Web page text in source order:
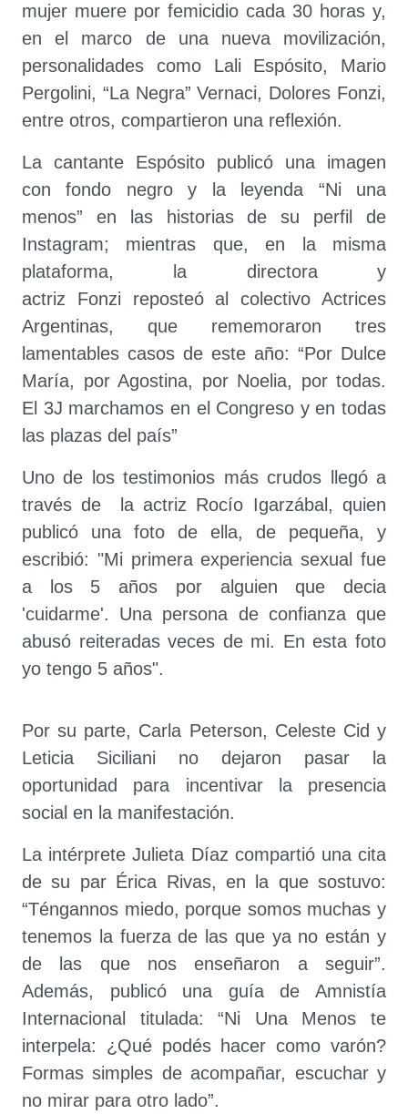
mujer muere por femicidio cada 30 horas y,
en el marco de una nueva movilización,
personalidades como Lali Espósito, Mario
Pergolini, “La Negra” Vernaci, Dolores Fonzi,
entre otros, compartieron una reflexión.
La cantante Espósito publicó una imagen
con fondo negro y la leyenda “Ni una
menos” en las historias de su perfil de
Instagram; mientras que, en la misma
plataforma, la directora y
actriz Fonzi reposteó al colectivo Actrices
Argentinas, que rememoraron tres
lamentables casos de este año: “Por Dulce
María, por Agostina, por Noelia, por todas.
El 3J marchamos en el Congreso y en todas
las plazas del país”
Uno de los testimonios más crudos llegó a
través de la actriz Rocío Igarzábal, quien
publicó una foto de ella, de pequeña, y
escribió: "Mi primera experiencia sexual fue
a los 5 años por alguien que decia
'cuidarme'. Una persona de confianza que
abusó reiteradas veces de mi. En esta foto
yo tengo 5 años".
Por su parte, Carla Peterson, Celeste Cid y
Leticia Siciliani no dejaron pasar la
oportunidad para incentivar la presencia
social en la manifestación.
La intérprete Julieta Díaz compartió una cita
de su par Érica Rivas, en la que sostuvo:
“Téngannos miedo, porque somos muchas y
tenemos la fuerza de las que ya no están y
de las que nos enseñaron a seguir”.
Además, publicó una guía de Amnistía
Internacional titulada: “Ni Una Menos te
interpela: ¿Qué podés hacer como varón?
Formas simples de acompañar, escuchar y
no mirar para otro lado”.